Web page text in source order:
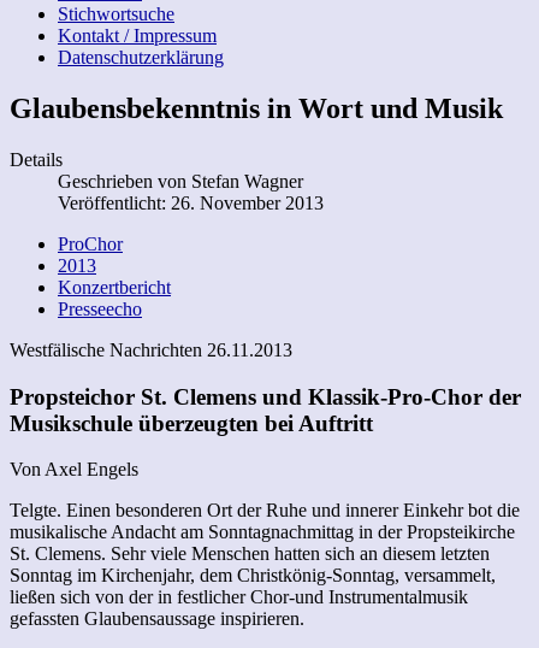
Stichwortsuche
Kontakt / Impressum
Datenschutzerklärung
Glaubensbekenntnis in Wort und Musik
Details
Geschrieben von Stefan Wagner
Veröffentlicht: 26. November 2013
ProChor
2013
Konzertbericht
Presseecho
Westfälische Nachrichten 26.11.2013
Propsteichor St. Clemens und Klassik-Pro-Chor der
Musikschule überzeugten bei Auftritt
Von Axel Engels
Telgte. Einen besonderen Ort der Ruhe und innerer Einkehr bot die
musikalische Andacht am Sonntagnachmittag in der Propsteikirche
St. Clemens. Sehr viele Menschen hatten sich an diesem letzten
Sonntag im Kirchenjahr, dem Christkönig-Sonntag, versammelt,
ließen sich von der in festlicher Chor-und Instrumentalmusik
gefassten Glaubensaussage inspirieren.